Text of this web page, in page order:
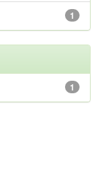
1
1